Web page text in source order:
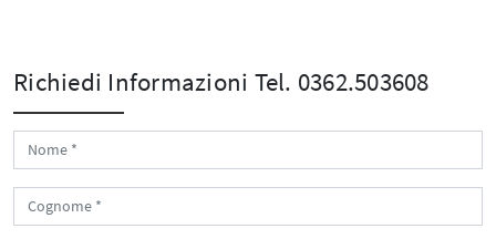
Richiedi Informazioni Tel. 0362.503608